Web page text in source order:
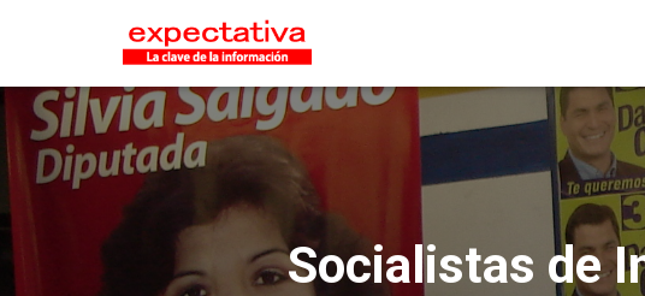
Socialistas de